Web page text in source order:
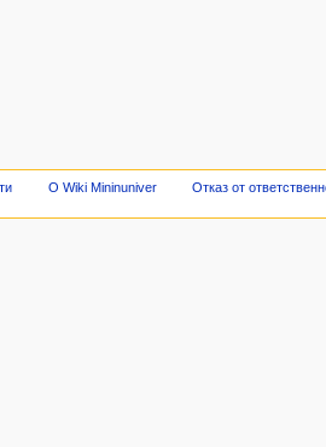
О Wiki Mininuniver Отказ от